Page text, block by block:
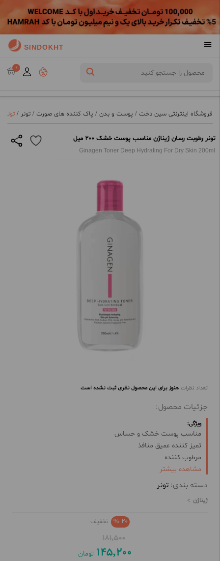
SINDOKHT
0
فروشگاه اینترنتی سین دخت / پوست و بدن / پاک کننده های صورت / تونر / تونر
تونر رطوبت رسان ژیناژن مناسب پوست خشک 200 میل
Ginagen Toner Deep Hydrating For Dry Skin 200ml
تعداد نظرات هنوز برای این محصول نظری ثبت نشده است
جزئیات محصول:
ویژگی:
مناسب پوست خشک و حساس
تمیز کننده عمیق منافذ
مرطوب کننده
جلوگیری از بروز خشکی بیش از حد
برطرف کننده جوش‌های سرسیاه
مشاهده بیشتر
دسته بندی: تونر
ژیناژن
20 % تخفیف
181,500
145,200 تومان